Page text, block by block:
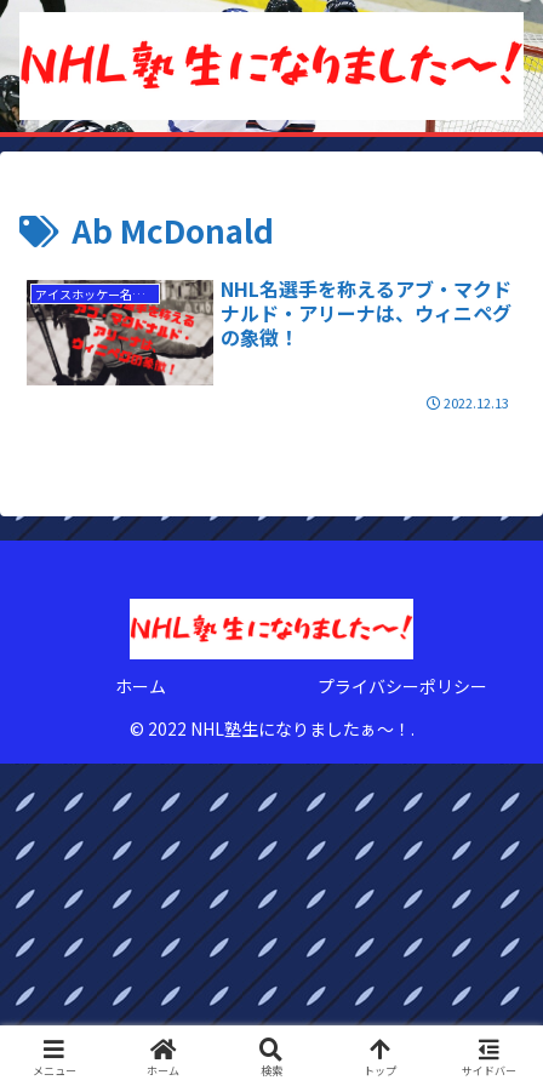
Ab McDonald
アイスホッケー名選手
NHL名選手を称えるアブ・マクド
ナルド・アリーナは、ウィニペグ
の象徴！
2022.12.13
ホーム
プライバシーポリシー
© 2022 NHL塾生になりましたぁ〜！.
メニュー ホーム 検索 トップ サイドバー